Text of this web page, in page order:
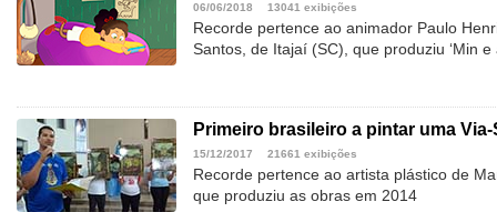
06/06/2018 13041 exibições
Recorde pertence ao animador Paulo
Santos, de Itajaí (SC), que produziu ‘Min e
Primeiro brasileiro a pintar uma
15/12/2017 21661 exibições
Recorde pertence ao artista plástico de
que produziu as obras em 2014